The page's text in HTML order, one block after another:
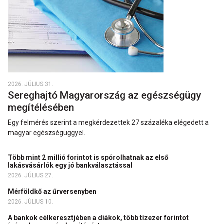
2026. JÚLIUS 31.
Sereghajtó Magyarország az egészségügy
megítélésében
Egy felmérés szerint a megkérdezettek 27 százaléka elégedett a
magyar egészségüggyel.
Több mint 2 millió forintot is spórolhatnak az első
lakásvásárlók egy jó bankválasztással
2026. JÚLIUS 27.
Mérföldkő az űrversenyben
2026. JÚLIUS 10.
A bankok célkeresztjében a diákok, több tízezer forintot